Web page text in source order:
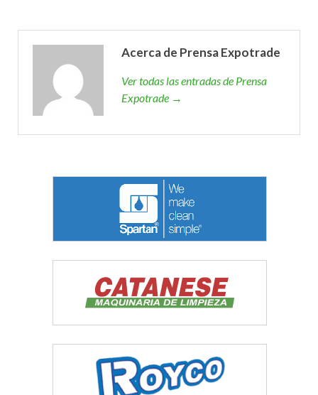
Acerca de Prensa Expotrade
Ver todas las entradas de Prensa
Expotrade →